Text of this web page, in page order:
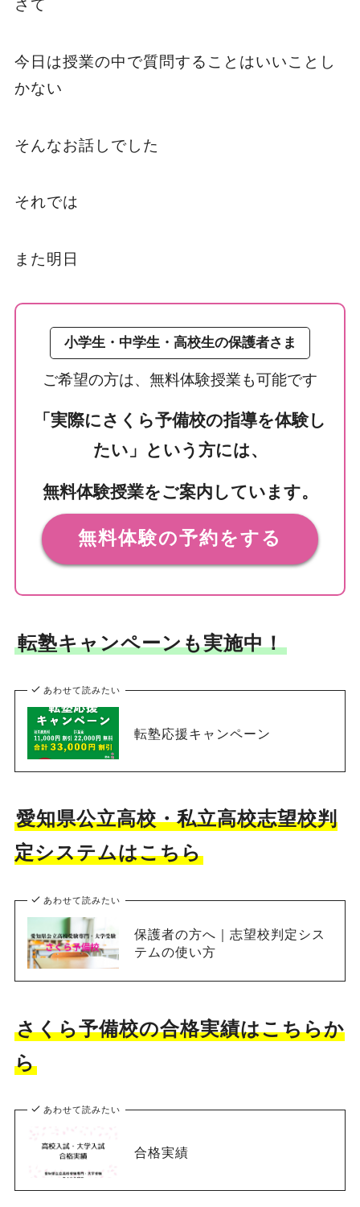
さて
今日は授業の中で質問することはいいことし
かない
そんなお話しでした
それでは
また明日
小学生・中学生・高校生の保護者さま
ご希望の方は、無料体験授業も可能です
「実際にさくら予備校の指導を体験し
たい」という方には、
無料体験授業をご案内しています。
無料体験の予約をする
転塾キャンペーンも実施中！
あわせて読みたい
転塾応援キャンペーン
愛知県公立高校・私立高校志望校判
定システムはこちら
あわせて読みたい
保護者の方へ｜志望校判定シス
テムの使い方
さくら予備校の合格実績はこちらか
ら
あわせて読みたい
合格実績